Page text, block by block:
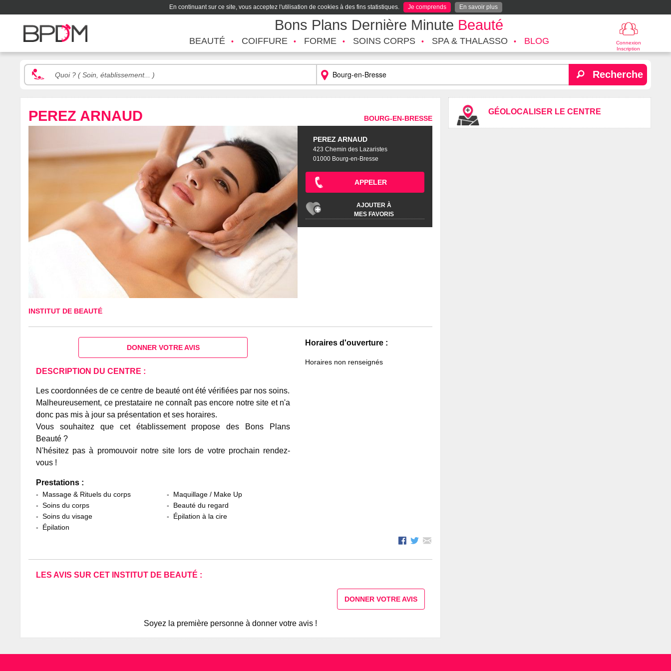
En continuant sur ce site, vous acceptez l'utilisation de cookies à des fins statistiques. Je comprends En savoir plus
Bons Plans Dernière Minute Beauté
Connexion
Inscription
BEAUTÉ COIFFURE FORME SOINS CORPS SPA & THALASSO BLOG
Recherche
GÉOLOCALISER LE CENTRE
PEREZ ARNAUD BOURG-EN-BRESSE
PEREZ ARNAUD
423 Chemin des Lazaristes
01000 Bourg-en-Bresse
APPELER
AJOUTER À
MES FAVORIS
INSTITUT DE BEAUTÉ
Horaires d'ouverture :
Horaires non renseignés
DONNER VOTRE AVIS
DESCRIPTION DU CENTRE :
Les coordonnées de ce centre de beauté ont été vérifiées par nos soins.
Malheureusement, ce prestataire ne connaît pas encore notre site et n'a
donc pas mis à jour sa présentation et ses horaires.
Vous souhaitez que cet établissement propose des Bons Plans
Beauté ?
N'hésitez pas à promouvoir notre site lors de votre prochain rendez-
vous !
Prestations :
Massage & Rituels du corps
Soins du corps
Soins du visage
Épilation
Maquillage / Make Up
Beauté du regard
Épilation à la cire
LES AVIS SUR CET INSTITUT DE BEAUTÉ :
DONNER VOTRE AVIS
Soyez la première personne à donner votre avis !